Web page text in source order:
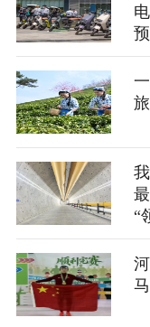
旅
“
下